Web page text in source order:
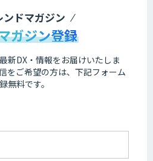
ンドマガジン
ガジン登録
新DX・情報をお届けいたしま
をご希望の方は、下記フォーム
無料です。